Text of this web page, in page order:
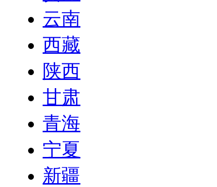
云南
西藏
陕西
甘肃
青海
宁夏
新疆